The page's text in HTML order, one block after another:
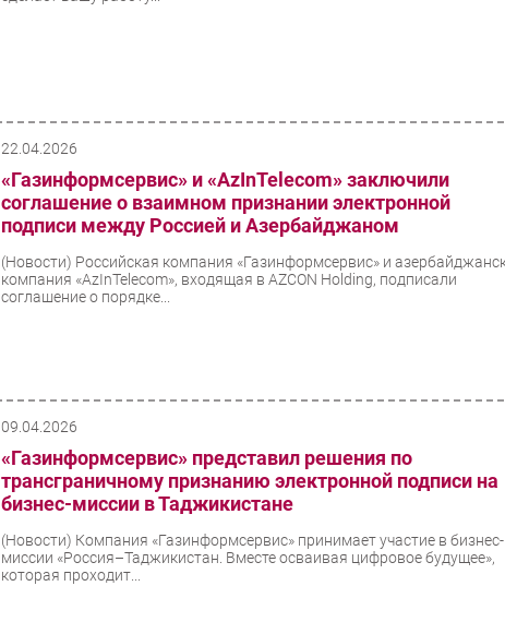
22.04.2026
«Газинформсервис» и «AzInTelecom» заключили
соглашение о взаимном признании электронной
подписи между Россией и Азербайджаном
(Новости) Российская компания «Газинформсервис» и
компания «AzInTelecom», входящая в AZCON Holding, подписали
соглашение о порядке...
09.04.2026
«Газинформсервис» представил решения по
трансграничному признанию электронной подписи на
бизнес-миссии в Таджикистане
(Новости) Компания «Газинформсервис» принимает участие в бизнес-
миссии «Россия–Таджикистан. Вместе осваивая цифровое будущее»,
которая проходит...